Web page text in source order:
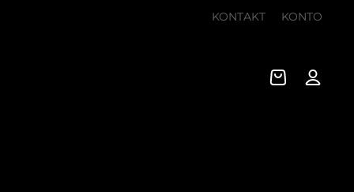
KONTAKT KONTO